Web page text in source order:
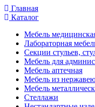
Главная
Каталог
Мебель
Лабораторная
Секции стульев,
Мебель для
Мебель аптечная
Мебель из
Мебель
Стеллажи